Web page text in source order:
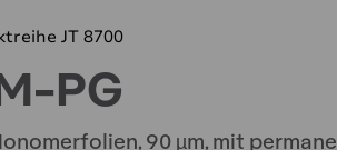
JT 8700
PG
90 µm, mit